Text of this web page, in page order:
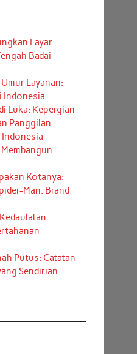
Layar :
Badai
Layanan:
Indonesia
Luka: Kepergian
Panggilan
Indonesia
Kotanya:
Man: Brand
Putus: Catatan
Sendirian